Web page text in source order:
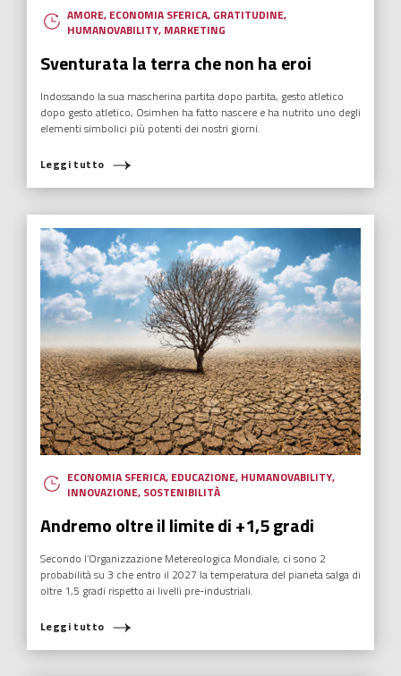
AMORE, ECONOMIA SFERICA, GRATITUDINE,
HUMANOVABILITY, MARKETING
Sventurata la terra che non ha eroi
Indossando la sua mascherina partita dopo partita, gesto atletico
dopo gesto atletico, Osimhen ha fatto nascere e ha nutrito uno degli
elementi simbolici più potenti dei nostri giorni.
Leggi tutto
ECONOMIA SFERICA, EDUCAZIONE, HUMANOVABILITY,
INNOVAZIONE, SOSTENIBILITÀ
Andremo oltre il limite di +1,5 gradi
Secondo l’Organizzazione Metereologica Mondiale, ci sono 2
probabilità su 3 che entro il 2027 la temperatura del pianeta salga di
oltre 1,5 gradi rispetto ai livelli pre-industriali.
Leggi tutto